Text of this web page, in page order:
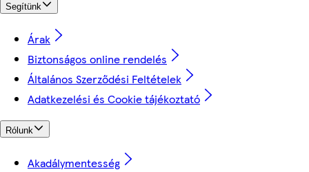
Segítünk
Árak
Biztonságos online rendelés
Általános Szerződési Feltételek
Adatkezelési és Cookie tájékoztató
Rólunk
Akadálymentesség